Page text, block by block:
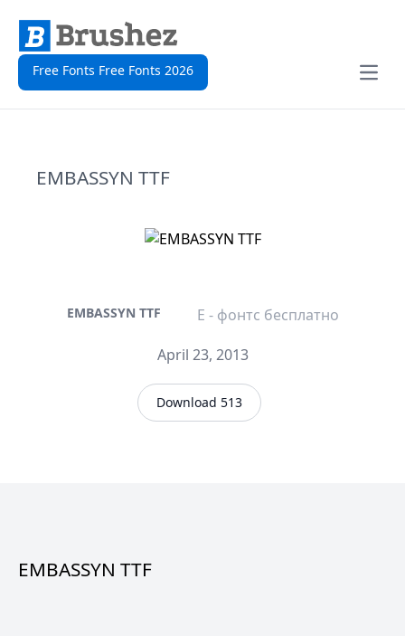
Free Fonts Free Fonts 2026
Open
EMBASSYN TTF
EMBASSYN TTF
E - фонтс бесплатно
April 23, 2013
Download 513
EMBASSYN TTF